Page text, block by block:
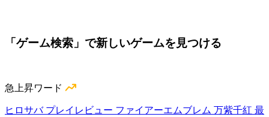
「ゲーム検索」で新しいゲームを見つける
急上昇ワード
ヒロサバ プレイレビュー ファイアーエムブレム 万紫千紅 最